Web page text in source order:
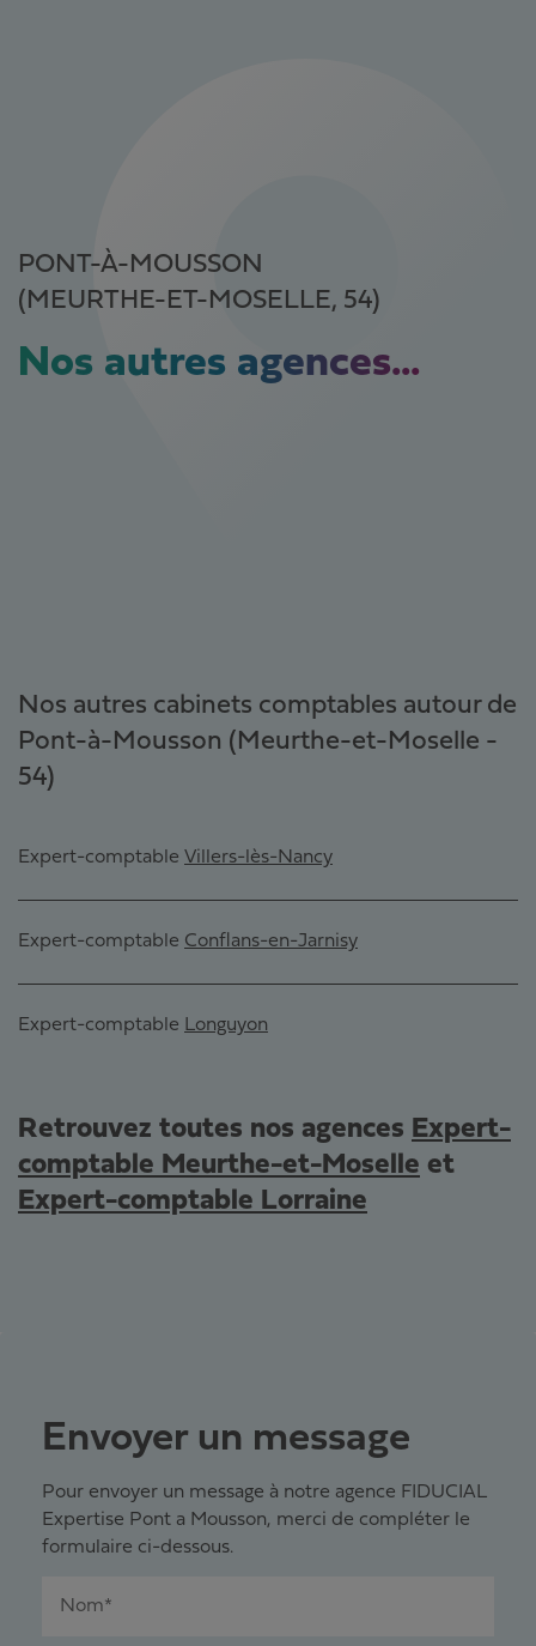
PONT-À-MOUSSON
(MEURTHE-ET-MOSELLE, 54)
Nos autres agences...
Nos autres cabinets comptables autour de
Pont-à-Mousson (Meurthe-et-Moselle -
54)
Expert-comptable Villers-lès-Nancy
Expert-comptable Conflans-en-Jarnisy
Expert-comptable Longuyon
Retrouvez toutes nos agences Expert-
comptable Meurthe-et-Moselle et
Expert-comptable Lorraine
Envoyer un message
Pour envoyer un message à notre agence FIDUCIAL
Expertise Pont a Mousson, merci de compléter le
formulaire ci-dessous.
Nom*